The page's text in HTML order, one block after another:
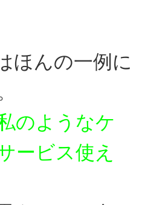
ほんの一例に
のようなケ
ービス使え